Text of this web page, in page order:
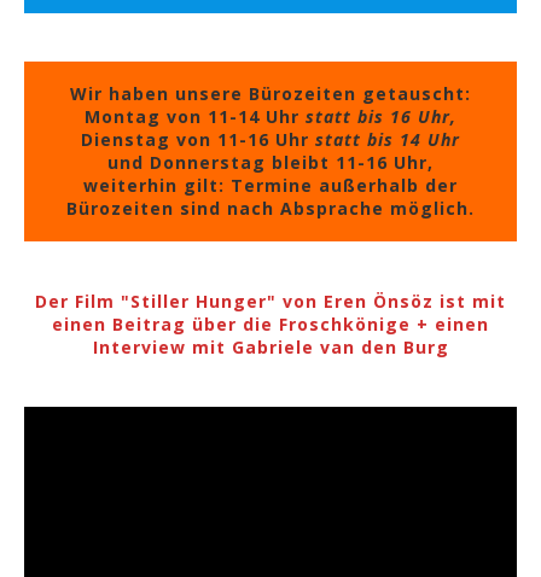
Wir haben unsere Bürozeiten getauscht:
Montag von 11-14 Uhr statt bis 16 Uhr,
Dienstag von 11-16 Uhr statt bis 14 Uhr
und Donnerstag bleibt 11-16 Uhr,
weiterhin gilt: Termine außerhalb der
Bürozeiten sind nach Absprache möglich.
Der Film "Stiller Hunger" von Eren Önsöz ist mit
einen Beitrag über die Froschkönige + einen
Interview mit Gabriele van den Burg